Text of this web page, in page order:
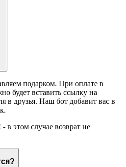
подарком. При оплате в
будет вставить ссылку на
в друзья. Наш бот добавит вас в
в этом случае возврат не